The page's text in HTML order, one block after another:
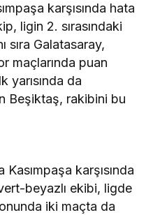
karşısında hata
ligin 2. sırasındaki
sıra Galatasaray,
maçlarında puan
yarısında da
Beşiktaş, rakibini bu
karşısında
beyazlı ekibi, ligde
iki maçta da